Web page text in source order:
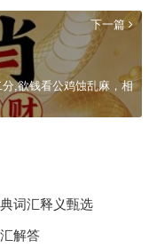
下一篇
,欲钱看公鸡蚀乱麻，相
词汇释义甄选
解答